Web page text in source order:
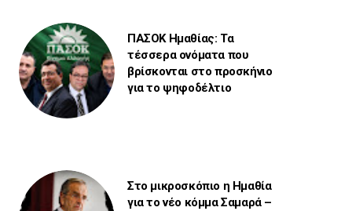
ΠΑΣΟΚ Ημαθίας: Τα
τέσσερα ονόματα που
βρίσκονται στο προσκήνιο
για το ψηφοδέλτιο
Στο μικροσκόπιο η Ημαθία
για το νέο κόμμα Σαμαρά –